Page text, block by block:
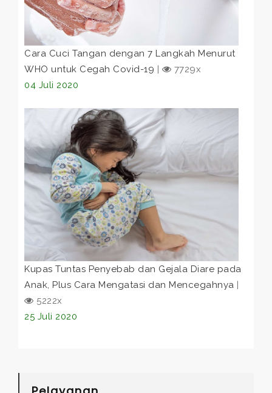
Cara Cuci Tangan dengan 7 Langkah Menurut
WHO untuk Cegah Covid-19 |
7729x
04 Juli 2020
Kupas Tuntas Penyebab dan Gejala Diare pada
Anak, Plus Cara Mengatasi dan Mencegahnya |
5222x
25 Juli 2020